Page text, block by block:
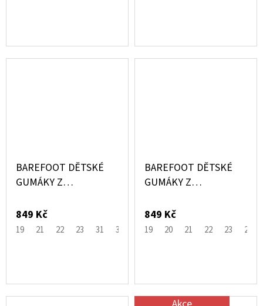
BAREFOOT DĚTSKÉ
GUMÁKY Z
KAUČUKU MODRÉ
BLUE NIGHTS - MIKK-
849 Kč
19 21 22 23 31 32
BAREFOOT DĚTSKÉ
GUMÁKY Z
KAUČUKU RŮŽOVÉ
BURLWOOD - MIKK-
849 Kč
19 20 21 22 23 24